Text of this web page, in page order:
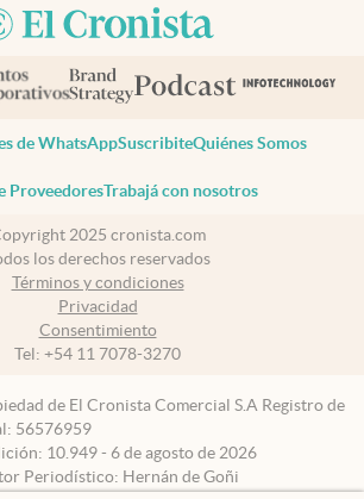
de WhatsAppSuscribiteQuiénes Somos
ProveedoresTrabajá con nosotros
2025 cronista.com
los derechos reservados
Términos y condiciones
Privacidad
Consentimiento
Tel: +54 11 7078-3270
de El Cronista Comercial S.A Registro de
56576959
10.949 - 6 de agosto de 2026
Periodístico: Hernán de Goñi